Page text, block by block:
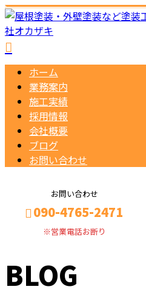
ホーム
業務案内
施工実績
採用情報
会社概要
ブログ
お問い合わせ
お問い合わせ
090-4765-2471
※営業電話お断り
お問い合わせ
BLOG